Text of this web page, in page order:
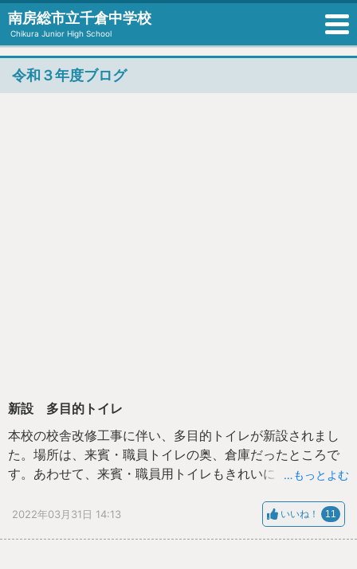
南房総市立千倉中学校
Chikura Junior High School
令和３年度ブログ
新設 多目的トイレ
本校の校舎改修工事に伴い、多目的トイレが新設されまし
た。場所は、来賓・職員トイレの奥、倉庫だったところで
す。あわせて、来賓・職員用トイレもきれいにしていただ
…もっとよむ
2022年03月31日 14:13 いいね！ 11